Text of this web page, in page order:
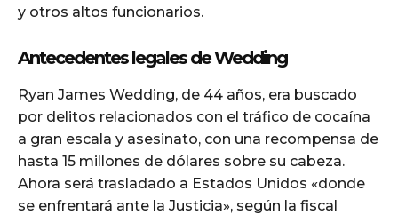
y otros altos funcionarios.
Antecedentes legales de Wedding
Ryan James Wedding, de 44 años, era buscado
por delitos relacionados con el tráfico de cocaína
a gran escala y asesinato, con una recompensa de
hasta 15 millones de dólares sobre su cabeza.
Ahora será trasladado a Estados Unidos «donde
se enfrentará ante la Justicia», según la fiscal